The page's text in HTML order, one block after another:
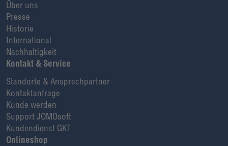
Über uns
Presse
Historie
International
Nachhaltigkeit
Kontakt & Service
Standorte & Ansprechpartner
Kontaktanfrage
Kunde werden
Support JOMOsoft
Kundendienst GKT
Onlineshop